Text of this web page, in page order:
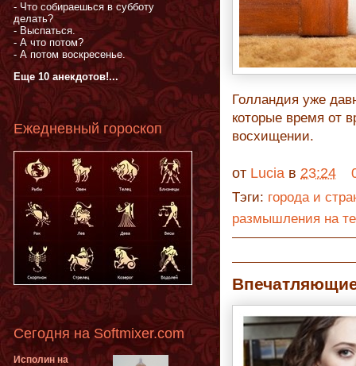
Голландия уже
которые время от
восхищении.
от Lucia в 23:24
Тэги: города и
размышления на
- Что собираешься в субботу
делать?
- Выспаться.
- А что потом?
- А потом воскресенье.
Еще 10 анекдотов!...
Ежедневный гороскоп
Сегодня на Softmixer.com
Исполин на